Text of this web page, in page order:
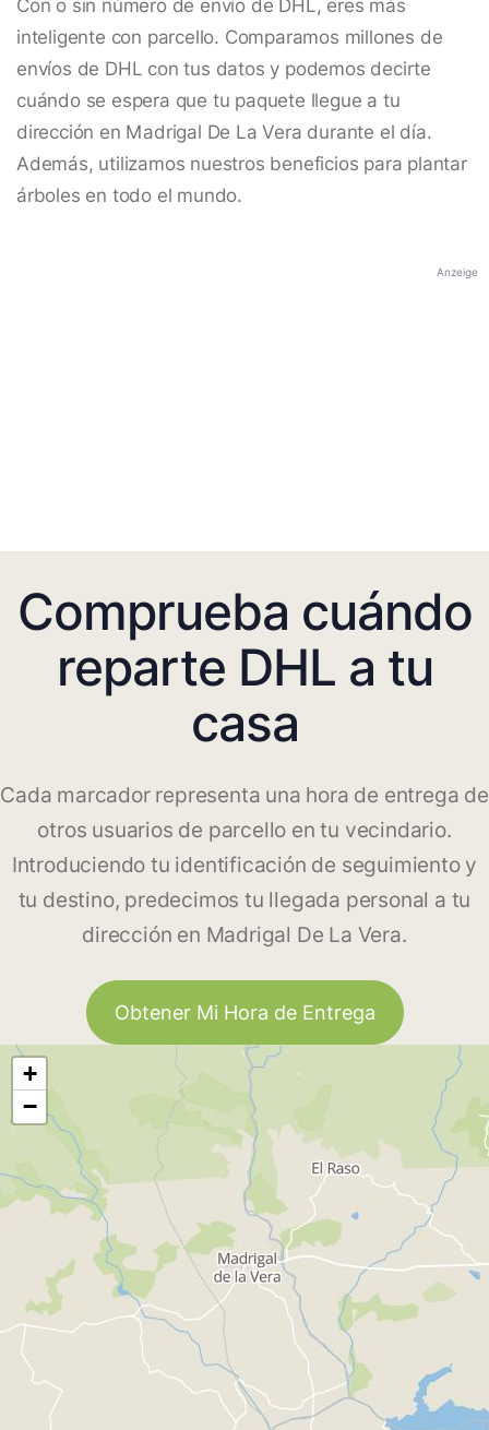
Con o sin número de envío de DHL, eres más
inteligente con parcello. Comparamos millones de
envíos de DHL con tus datos y podemos decirte
cuándo se espera que tu paquete llegue a tu
dirección en Madrigal De La Vera durante el día.
Además, utilizamos nuestros beneficios para plantar
árboles en todo el mundo.
Anzeige
Comprueba cuándo
reparte DHL a tu
casa
Cada marcador representa una hora de entrega de
otros usuarios de parcello en tu vecindario.
Introduciendo tu identificación de seguimiento y
tu destino, predecimos tu llegada personal a tu
dirección en Madrigal De La Vera.
Obtener Mi Hora de Entrega
+
−